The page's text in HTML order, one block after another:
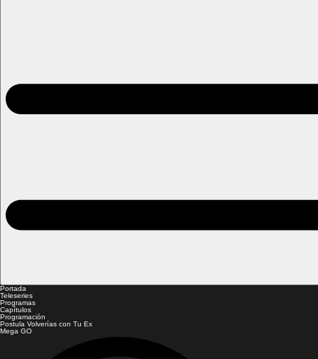
Portada
Teleseries
Programas
Capítulos
Programación
Postula Volverías con Tu Ex
Mega GO